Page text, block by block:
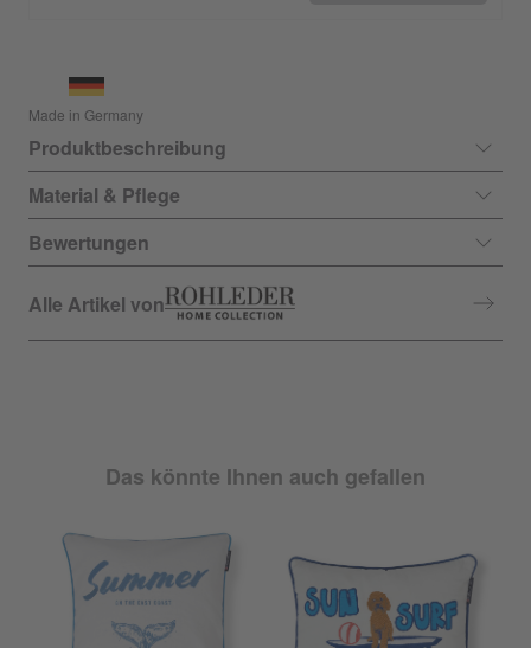
Made in Germany
Produktbeschreibung
Material & Pflege
Bewertungen
Alle Artikel von
Das könnte Ihnen auch gefallen